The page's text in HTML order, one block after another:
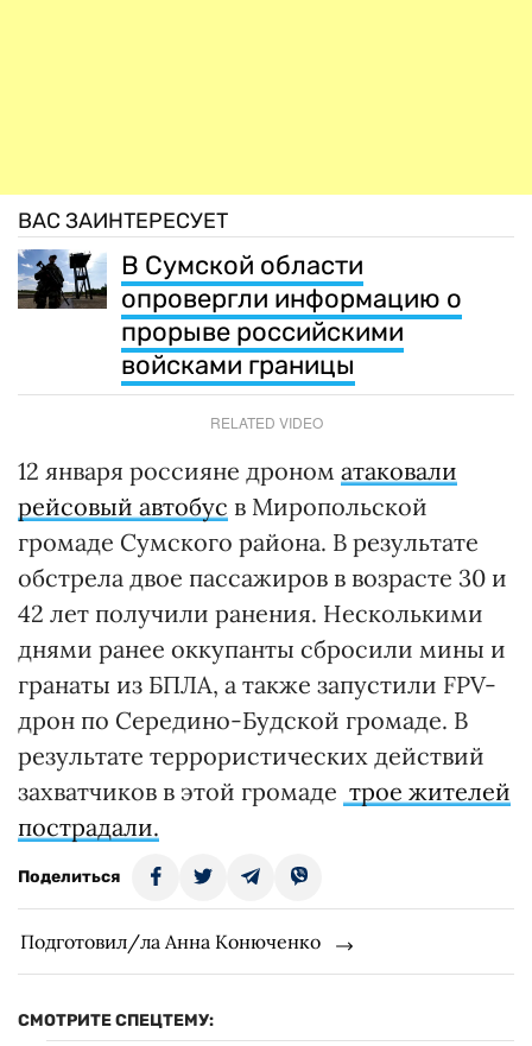
ВАС ЗАИНТЕРЕСУЕТ
В Сумской области
опровергли информацию о
прорыве российскими
войсками границы
RELATED VIDEO
12 января россияне дроном атаковали
рейсовый автобус в Миропольской
громаде Сумского района. В результате
обстрела двое пассажиров в возрасте 30 и
42 лет получили ранения. Несколькими
днями ранее оккупанты сбросили мины и
гранаты из БПЛА, а также запустили FPV-
дрон по Середино-Будской громаде. В
результате террористических действий
захватчиков в этой громаде трое жителей
пострадали.
Поделиться
Подготовил/ла Анна Конюченко
СМОТРИТЕ СПЕЦТЕМУ: